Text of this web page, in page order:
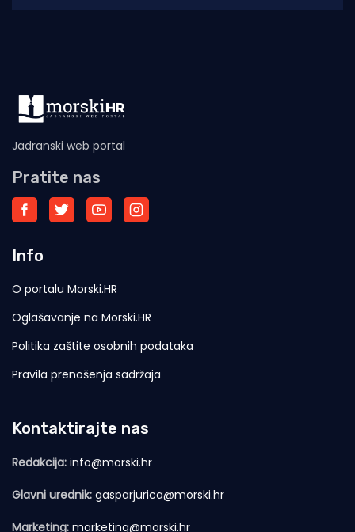
Jadranski web portal
Pratite nas
Info
O portalu Morski.HR
Oglašavanje na Morski.HR
Politika zaštite osobnih podataka
Pravila prenošenja sadržaja
Kontaktirajte nas
Redakcija: info@morski.hr
Glavni urednik: gasparjurica@morski.hr
Marketing: marketing@morski.hr